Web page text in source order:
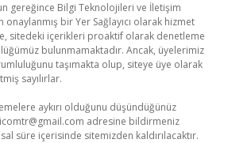
gereğince Bilgi Teknolojileri ve İletişim
onaylanmış bir Yer Sağlayıcı olarak hizmet
sitedeki içerikleri proaktif olarak denetleme
bulunmamaktadır. Ancak, üyelerimiz
taşımakta olup, siteye üye olarak
sayılırlar.
aykırı olduğunu düşündüğünüz
adresine bildirmeniz
süre içerisinde sitemizden kaldırılacaktır.